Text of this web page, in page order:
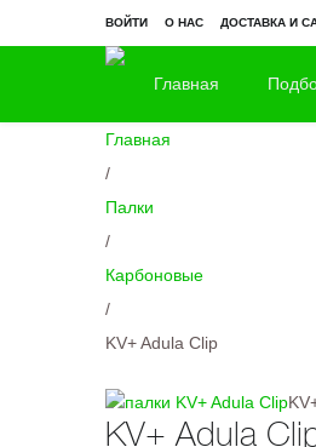
ВОЙТИ О НАС ДОСТАВКА И
Главная
Главная
/
Палки
/
Карбоновые
/
KV+ Adula Clip
KV+ Adula